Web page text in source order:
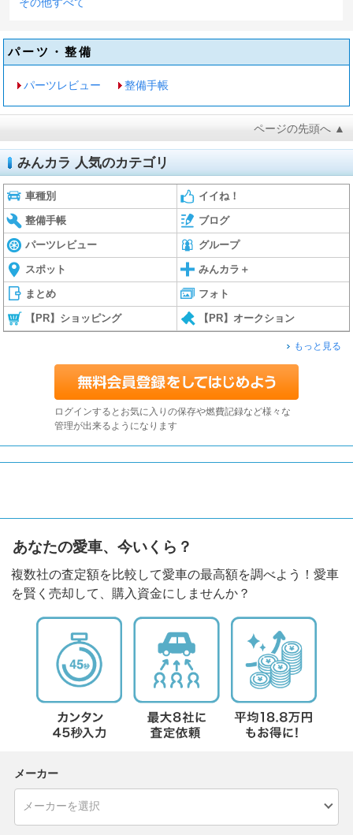
パーツ・整備
パーツレビュー 整備手帳
ページの先頭へ ▲
みんカラ 人気のカテゴリ
車種別 イイね！
整備手帳 ブログ
パーツレビュー グループ
スポット みんカラ＋
まとめ フォト
【PR】ショッピング 【PR】オークション
もっと見る
ログインするとお気に入りの保存や燃費記録など様々な
管理が出来るようになります
あなたの愛車、今いくら？
複数社の査定額を比較して愛車の最高額を調べよう！愛車
を賢く売却して、購入資金にしませんか？
メーカー